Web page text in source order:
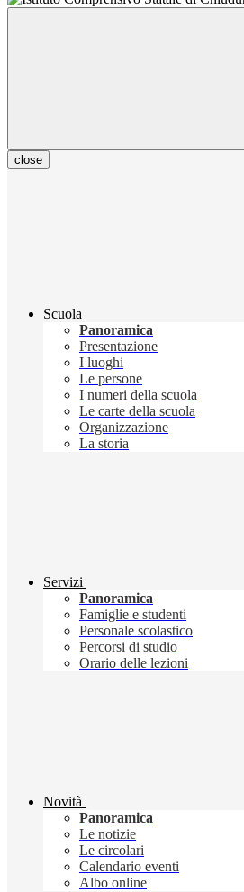
close
Scuola
Panoramica
Presentazione
I luoghi
Le persone
I numeri della scuola
Le carte della scuola
Organizzazione
La storia
Servizi
Panoramica
Famiglie e studenti
Personale scolastico
Percorsi di studio
Orario delle lezioni
Novità
Panoramica
Le notizie
Le circolari
Calendario eventi
Albo online